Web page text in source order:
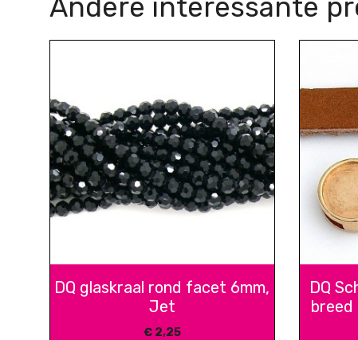
Andere interessante
DQ glaskraal rond facet 6mm,
Jet
€2,25
DQ
breed